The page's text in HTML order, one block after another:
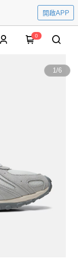
開啟APP
0
1/6